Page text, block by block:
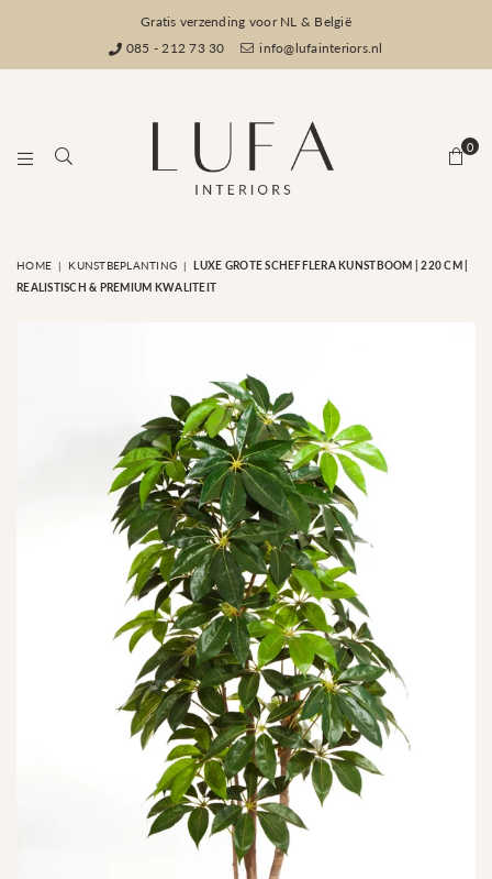
Gratis verzending voor NL & België
085 - 212 73 30
info@lufainteriors.nl
LUFA
INTERIORS
0
HOME | KUNSTBEPLANTING |
LUXE GROTE SCHEFFLERA KUNSTBOOM | 220 CM |
REALISTISCH & PREMIUM KWALITEIT